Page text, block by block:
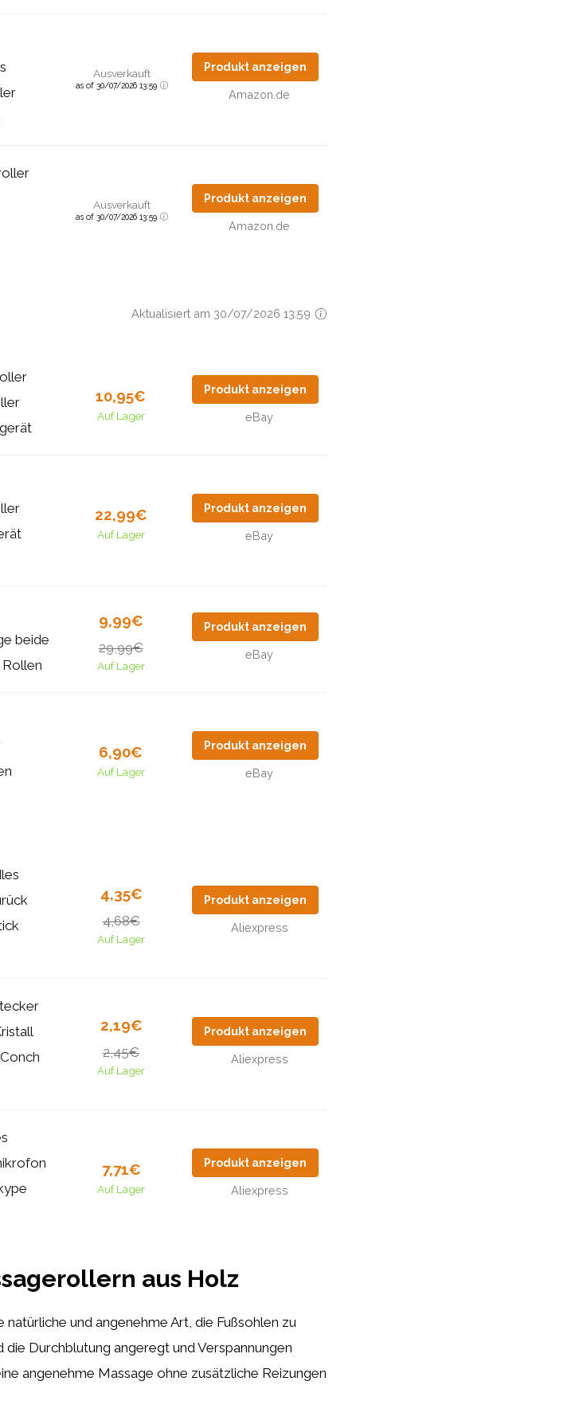
Ausverkauft
as of 30/07/2026 13:59
Produkt anzeigen
Amazon.de
Ausverkauft
as of 30/07/2026 13:59
Produkt anzeigen
Amazon.de
Aktualisiert am 30/07/2026 13:59
10,95€
Auf Lager
Produkt anzeigen
eBay
22,99€
Auf Lager
Produkt anzeigen
eBay
beide
Rollen
9,99€
29,99€
Auf Lager
Produkt anzeigen
eBay
6,90€
Auf Lager
Produkt anzeigen
eBay
4,35€
4,68€
Auf Lager
Produkt anzeigen
Aliexpress
2,19€
2,45€
Auf Lager
Produkt anzeigen
Aliexpress
7,71€
Auf Lager
Produkt anzeigen
Aliexpress
aus Holz
und angenehme Art, die Fußsohlen zu
Durchblutung angeregt und Verspannungen
angenehme Massage ohne zusätzliche Reizungen